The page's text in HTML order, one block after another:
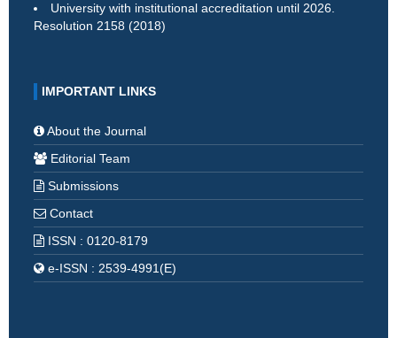
University with institutional accreditation until 2026.
Resolution 2158 (2018)
IMPORTANT LINKS
About the Journal
Editorial Team
Submissions
Contact
ISSN : 0120-8179
e-ISSN : 2539-4991(E)